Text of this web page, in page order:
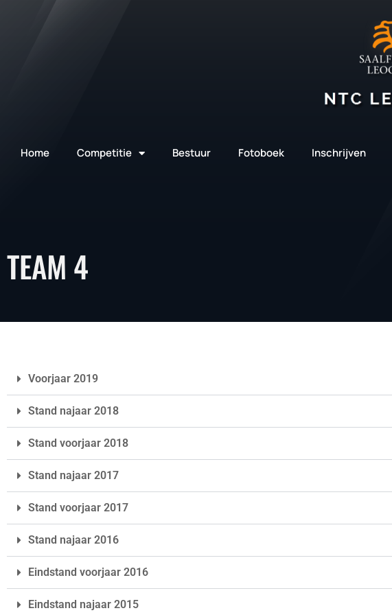
Home Competitie Bestuur Fotoboek Inschrijven
TEAM 4
Voorjaar 2019
Stand najaar 2018
Stand voorjaar 2018
Stand najaar 2017
Stand voorjaar 2017
Stand najaar 2016
Eindstand voorjaar 2016
Eindstand najaar 2015